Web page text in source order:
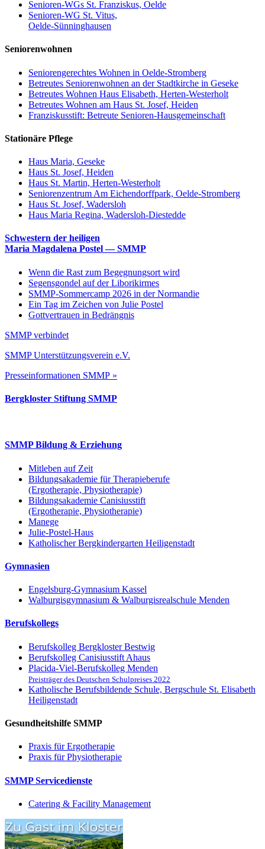
Senioren-WGs St. Franziskus, Oelde
Senioren-WG St. Vitus,
Oelde-Sünninghausen
Seniorenwohnen
Seniorengerechtes Wohnen in Oelde-Stromberg
Betreutes Seniorenwohnen an der Stadtkirche in Geseke
Betreutes Wohnen Haus Elisabeth, Herten-Westerholt
Betreutes Wohnen am Haus St. Josef, Heiden
Franziskusstift: Betreute Senioren-Hausgemeinschaft
Stationäre Pflege
Haus Maria, Geseke
Haus St. Josef, Heiden
Haus St. Martin, Herten-Westerholt
Seniorenzentrum Am Eichendorffpark, Oelde-Stromberg
Haus St. Josef, Wadersloh
Haus Maria Regina, Wadersloh-Diestedde
Schwestern der heiligen
Maria Magdalena Postel — SMMP
Wenn die Rast zum Begegnungsort wird
Segensgondel auf der Liborikirmes
SMMP-Sommercamp 2026 in der Normandie
Ein Tag im Zeichen von Julie Postel
Gottvertrauen in Bedrängnis
SMMP verbindet
SMMP Unterstützungsverein e.V.
Presseinformationen SMMP »
Bergkloster Stiftung SMMP
SMMP Bildung & Erziehung
Mitleben auf Zeit
Bildungsakademie für Therapieberufe
(Ergotherapie, Physiotherapie)
Bildungsakademie Canisiusstift
(Ergotherapie, Physiotherapie)
Manege
Julie-Postel-Haus
Katholischer Bergkindergarten Heiligenstadt
Gymnasien
Engelsburg-Gymnasium Kassel
Walburgisgymnasium & Walburgisrealschule Menden
Berufskollegs
Berufskolleg Bergkloster Bestwig
Berufskolleg Canisiusstift Ahaus
Placida-Viel-Berufskolleg Menden
Preisträger des Deutschen Schulpreises 2022
Katholische Berufsbildende Schule, Bergschule St. Elisabeth
Heiligenstadt
Gesundheitshilfe SMMP
Praxis für Ergo­therapie
Praxis für Physio­therapie
SMMP Servicedienste
Catering & Facility Management